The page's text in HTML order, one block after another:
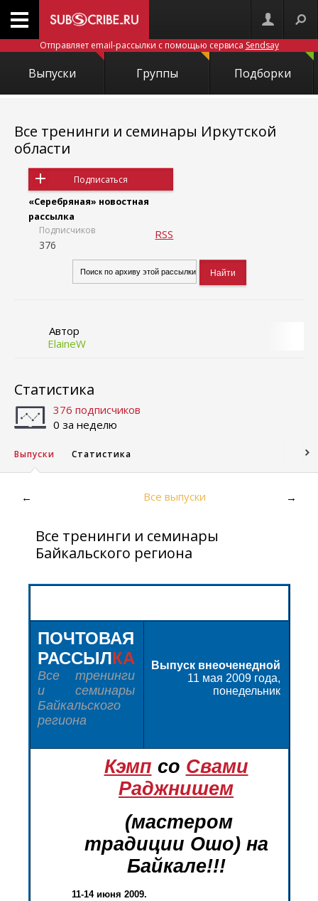
Отправляет email-рассылки с помощью сервиса Sendsay
Выпуски Группы Подборки
Все тренинги и семинары Иркутской
области
Подписаться
«Серебряная» новостная
рассылка
Подписчиков
376
RSS
Автор
ElaineW
Статистика
376 подписчиков
0 за неделю
Выпуски Статистика
← Все выпуски →
Все тренинги и семинары
Байкальского региона
ПОЧТОВАЯ
РАССЫЛКА
Все тренинги
и семинары
Байкальского
региона
Выпуск внеоченедной
11 мая 2009 года,
понедельник
Кэмп со Свами
Раджнишем
(мастером
традиции Ошо) на
Байкале!!!
11-14 июня 2009.